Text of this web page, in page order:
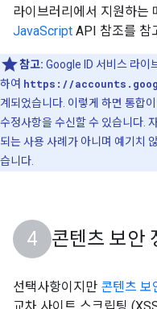
라이브러리에서 지원하는
JavaScript API 참조를 참
참고: Google ID 서비스 라이
하여 https://
계되었습니다. 이렇게 하면 통합
수정사항을 수신할 수 있습니다.
되는 사용 사례가 아니며 예기치
습니다.
콘텐츠 보안
선택사항이지만 콘텐츠 보
교차 사이트 스크립팅